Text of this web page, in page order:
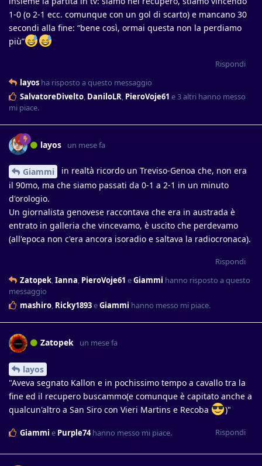
1-0 (o 2-1 ecc. comunque con un gol di scarto) e mancano 30
secondi alla fine: “bene così, ormai questa non la perdiamo
più”
Rispondi
layos ha risposto a questo messaggio
SalvatoreDivelto, DaniloLR, PieroVoje61 e3altri hanno messo
mi piace.
layos un mese fa
Giammi
in realtà ricordo un Treviso-Genoa che, non era
il 90mo, ma che siamo passati da 0-1 a 2-1 in un minuto
d'orologio.
Un giornalista genovese raccontava che era in austrada è
entrato in galleria che vincevamo, è uscito che perdevamo
(all'epoca non c'era ancora isoradio e saltava la radiocronaca).
Rispondi
Zatopek,Ianna, PieroVoje61 eGiammi hanno risposto a questo
messaggio
mashiro, Ricky1893eGiammi hanno messo mi piace.
Zatopek un mese fa
layos
"Aveva segnato Kallon e in pochissimo tempo a cavallo tra la
fine ed il recupero buscammo(e comunque è capitato anche a
qualcun'altro a San Siro con Vieri Martins e Recoba
)"
Rispondi
Giammi e Purple74hanno messo mi piace.